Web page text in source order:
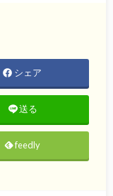
シェア
送る
feedly